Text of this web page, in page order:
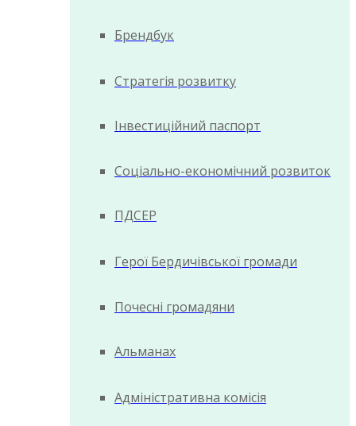
Брендбук
Стратегія розвитку
Інвестиційний паспорт
Соціально-економічний розвиток
ПДСЕР
Герої Бердичівської громади
Почесні громадяни
Альманах
Адміністративна комісія